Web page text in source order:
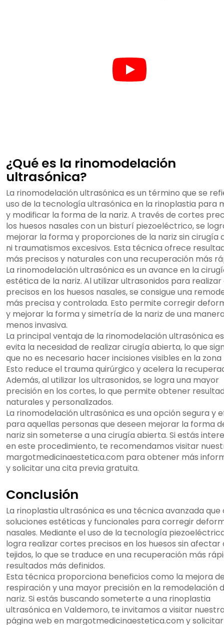
¿Qué es la rinomodelación
ultrasónica?
La rinomodelación ultrasónica es un término que se
uso de la tecnología ultrasónica en la rinoplastia para
y modificar la forma de la nariz. A través de cortes
los huesos nasales con un bisturí piezoeléctrico, se
mejorar la forma y proporciones de la nariz sin cirugía
ni traumatismos excesivos. Esta técnica ofrece
más precisos y naturales con una recuperación más
La rinomodelación ultrasónica es un avance en la
estética de la nariz. Al utilizar ultrasonidos para
precisos en los huesos nasales, se consigue una
más precisa y controlada. Esto permite corregir
y mejorar la forma y simetría de la nariz de una
menos invasiva.
La principal ventaja de la rinomodelación ultrasónica
evita la necesidad de realizar cirugía abierta, lo que
que no es necesario hacer incisiones visibles en la zona
Esto reduce el trauma quirúrgico y acelera la
Además, al utilizar los ultrasonidos, se logra una mayor
precisión en los cortes, lo que permite obtener
naturales y personalizados.
La rinomodelación ultrasónica es una opción segura y
para aquellas personas que deseen mejorar la forma
nariz sin someterse a una cirugía abierta. Si estás
en este procedimiento, te recomendamos visitar
margotmedicinaestetica.com para obtener más
y solicitar una cita previa gratuita.
Conclusión
La rinoplastia ultrasónica es una técnica avanzada
soluciones estéticas y funcionales para corregir
nasales. Mediante el uso de la tecnología
logra realizar cortes precisos en los huesos sin afectar
tejidos, lo que se traduce en una recuperación más
resultados más definidos.
Esta técnica proporciona beneficios como la mejora
respiración y una mayor precisión en la remodelación
nariz. Si estás buscando someterte a una rinoplastia
ultrasónica en Valdemoro, te invitamos a visitar
página web en margotmedicinaestetica.com y